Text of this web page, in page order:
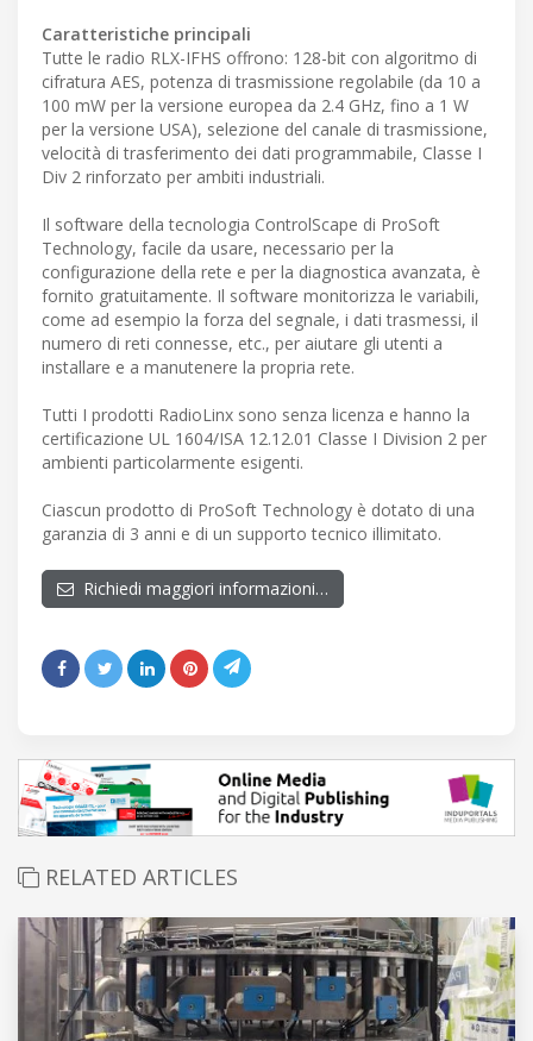
Caratteristiche principali
Tutte le radio RLX-IFHS offrono: 128-bit con algoritmo di
cifratura AES, potenza di trasmissione regolabile (da 10 a
100 mW per la versione europea da 2.4 GHz, fino a 1 W
per la versione USA), selezione del canale di trasmissione,
velocità di trasferimento dei dati programmabile, Classe I
Div 2 rinforzato per ambiti industriali.
Il software della tecnologia ControlScape di ProSoft
Technology, facile da usare, necessario per la
configurazione della rete e per la diagnostica avanzata, è
fornito gratuitamente. Il software monitorizza le variabili,
come ad esempio la forza del segnale, i dati trasmessi, il
numero di reti connesse, etc., per aiutare gli utenti a
installare e a manutenere la propria rete.
Tutti I prodotti RadioLinx sono senza licenza e hanno la
certificazione UL 1604/ISA 12.12.01 Classe I Division 2 per
ambienti particolarmente esigenti.
Ciascun prodotto di ProSoft Technology è dotato di una
garanzia di 3 anni e di un supporto tecnico illimitato.
Richiedi maggiori informazioni…
RELATED ARTICLES